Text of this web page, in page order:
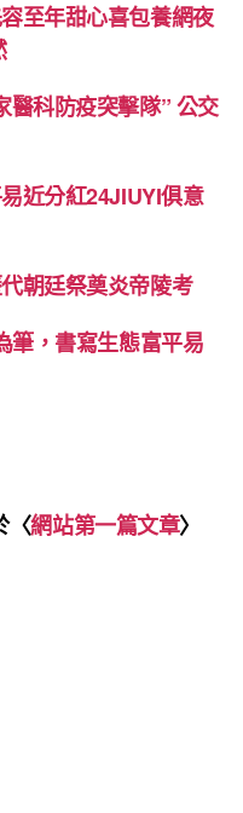
至年甜心喜包養網夜
醫科防疫突擊隊” 公交
近分紅24JIUYI俱意
朝廷祭奠炎帝陵考
筆，書寫生態富平易
〈網站第一篇文章〉